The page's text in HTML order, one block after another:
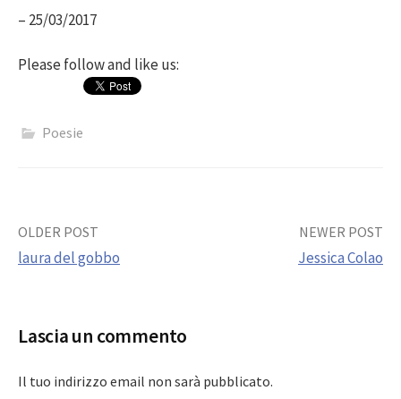
– 25/03/2017
Please follow and like us:
Poesie
Post
OLDER POST
laura del gobbo
NEWER POST
Jessica Colao
Lascia un commento
Il tuo indirizzo email non sarà pubblicato.